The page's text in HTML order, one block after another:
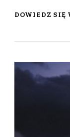
DOWIEDZ SIĘ